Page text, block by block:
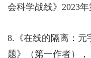
会科学战线》 2023年
8. 《在线的隔离：
题》（第一作者），